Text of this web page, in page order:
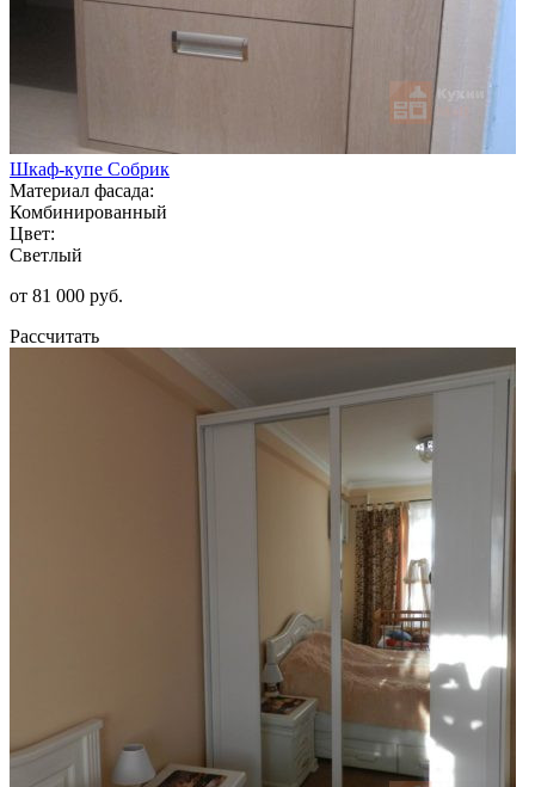
Шкаф-купе Собрик
Материал фасада:
Комбинированный
Цвет:
Светлый
от 81 000 руб.
Рассчитать